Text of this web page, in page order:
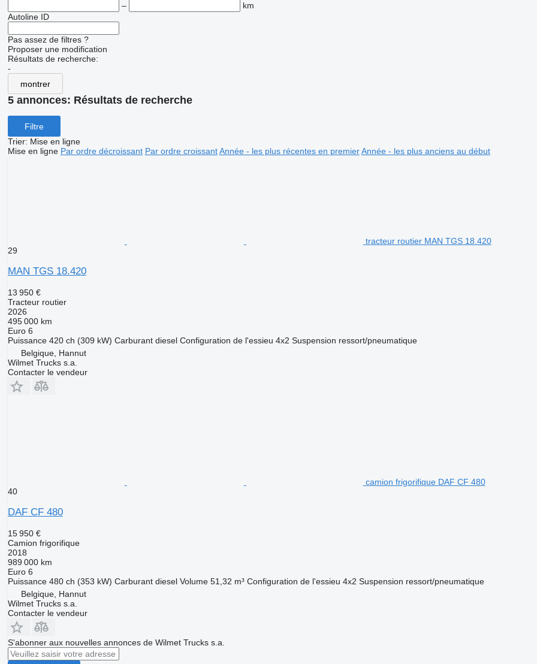
–
km
Autoline ID
Pas assez de filtres ?
Proposer une modification
Résultats de recherche:
-
montrer
5 annonces: Résultats de recherche
Filtre
Trier: Mise en ligne
Mise en ligne Par ordre décroissant Par ordre croissant Année - les plus récentes en premier Année - les plus anciens au début
tracteur routier MAN TGS 18.420
29
MAN TGS 18.420
13 950 €
Tracteur routier
2026
495 000 km
Euro 6
Puissance 420 ch (309 kW) Carburant diesel Configuration de l'essieu 4x2 Suspension ressort/pneumatique
Belgique, Hannut
Wilmet Trucks s.a.
Contacter le vendeur
camion frigorifique DAF CF 480
40
DAF CF 480
15 950 €
Camion frigorifique
2018
989 000 km
Euro 6
Puissance 480 ch (353 kW) Carburant diesel Volume 51,32 m³ Configuration de l'essieu 4x2 Suspension ressort/pneumatique
Belgique, Hannut
Wilmet Trucks s.a.
Contacter le vendeur
S'abonner aux nouvelles annonces de Wilmet Trucks s.a.